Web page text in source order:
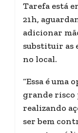
Tarefa está
21h,
adicionar
substituir as
no local.
“Essa é uma
grande risco
realizando
ser bem